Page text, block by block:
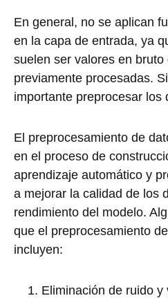
En general, no se aplican
en la capa de entrada, ya
suelen ser valores en
previamente procesadas.
importante preprocesar los
El preprocesamiento de
en el proceso de
aprendizaje automático y
a mejorar la calidad de los
rendimiento del modelo.
que el preprocesamiento
incluyen:
Eliminación de ruido